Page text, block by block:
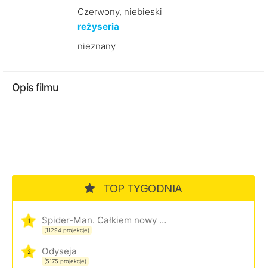
Czerwony, niebieski
reżyseria
nieznany
Opis filmu
TOP TYGODNIA
1 Spider-Man. Całkiem nowy dzień
(11294 projekcje)
2 Odyseja
(5175 projekcje)